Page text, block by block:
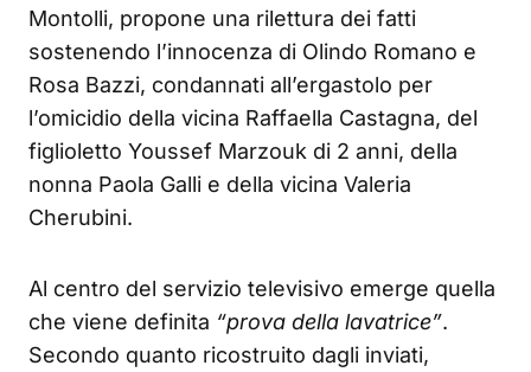
Montolli, propone una rilettura dei fatti
sostenendo l’innocenza di Olindo Romano e
Rosa Bazzi, condannati all’ergastolo per
l’omicidio della vicina Raffaella Castagna, del
figlioletto Youssef Marzouk di 2 anni, della
nonna Paola Galli e della vicina Valeria
Cherubini.
Al centro del servizio televisivo emerge quella
che viene definita “prova della lavatrice”.
Secondo quanto ricostruito dagli inviati,